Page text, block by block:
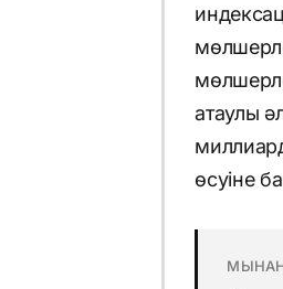
атаулы
өсуіне